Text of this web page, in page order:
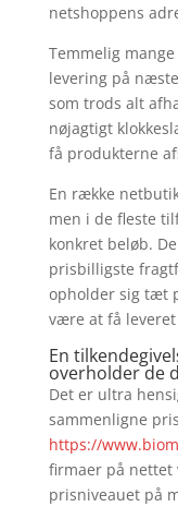
netshoppens
Temmelig
levering på
som trods alt
nøjagtigt
få produkterne
En række
men i de fleste
konkret beløb.
prisbilligste
opholder sig tæt
være at få
En
overholder de
Det er ultra
sammenligne
https://
firmaer på
prisniveauet på